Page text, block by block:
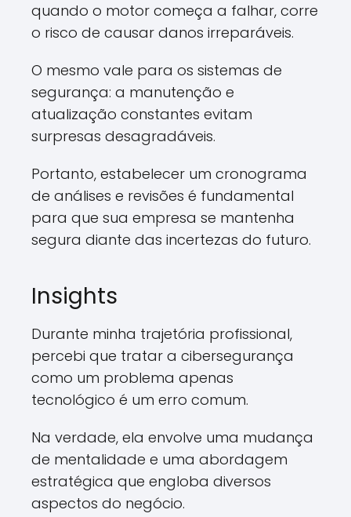
quando o motor começa a falhar, corre
o risco de causar danos irreparáveis.
O mesmo vale para os sistemas de
segurança: a manutenção e
atualização constantes evitam
surpresas desagradáveis.
Portanto, estabelecer um cronograma
de análises e revisões é fundamental
para que sua empresa se mantenha
segura diante das incertezas do futuro.
Insights
Durante minha trajetória profissional,
percebi que tratar a cibersegurança
como um problema apenas
tecnológico é um erro comum.
Na verdade, ela envolve uma mudança
de mentalidade e uma abordagem
estratégica que engloba diversos
aspectos do negócio.